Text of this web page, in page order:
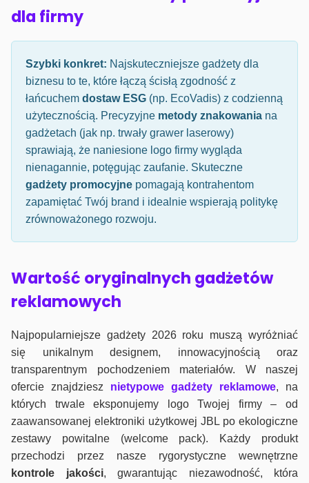
dla firmy
Szybki konkret: Najskuteczniejsze gadżety dla
biznesu to te, które łączą ścisłą zgodność z
łańcuchem dostaw ESG (np. EcoVadis) z codzienną
użytecznością. Precyzyjne metody znakowania na
gadżetach (jak np. trwały grawer laserowy)
sprawiają, że naniesione logo firmy wygląda
nienagannie, potęgując zaufanie. Skuteczne
gadżety promocyjne pomagają kontrahentom
zapamiętać Twój brand i idealnie wspierają politykę
zrównoważonego rozwoju.
Wartość oryginalnych gadżetów
reklamowych
Najpopularniejsze gadżety 2026 roku muszą wyróżniać
się unikalnym designem, innowacyjnością oraz
transparentnym pochodzeniem materiałów. W naszej
ofercie znajdziesz nietypowe gadżety reklamowe, na
których trwale eksponujemy logo Twojej firmy – od
zaawansowanej elektroniki użytkowej JBL po ekologiczne
zestawy powitalne (welcome pack). Każdy produkt
przechodzi przez nasze rygorystyczne wewnętrzne
kontrole jakości, gwarantując niezawodność, która